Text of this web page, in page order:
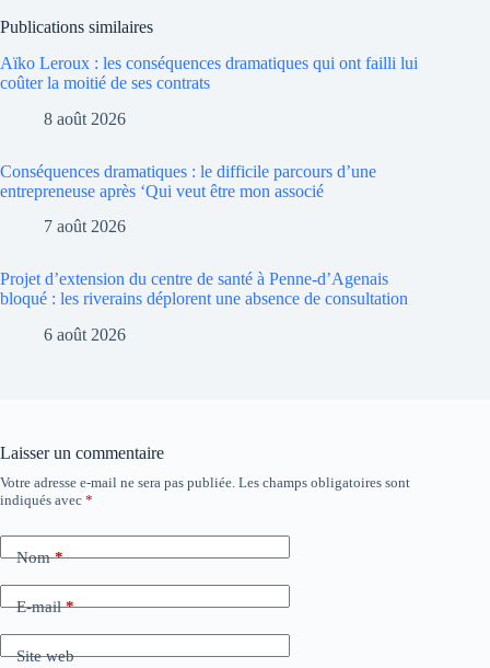
Publications similaires
Aïko Leroux : les conséquences dramatiques qui ont failli lui
coûter la moitié de ses contrats
8 août 2026
Conséquences dramatiques : le difficile parcours d’une
entrepreneuse après ‘Qui veut être mon associé
7 août 2026
Projet d’extension du centre de santé à Penne-d’Agenais
bloqué : les riverains déplorent une absence de consultation
6 août 2026
Laisser un commentaire
Votre adresse e-mail ne sera pas publiée. Les champs obligatoires sont
indiqués avec *
Nom*
E-mail*
Site web